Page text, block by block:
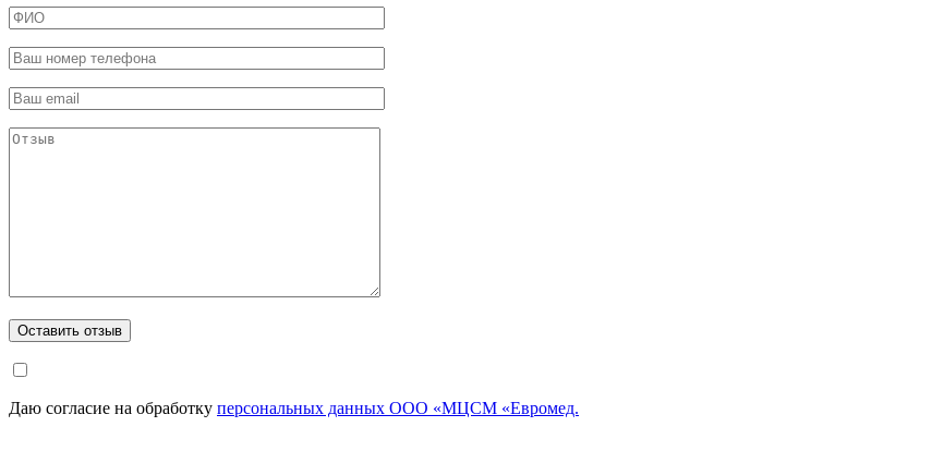
Даю согласие на обработку персональных данных ООО «МЦСМ «Евромед.